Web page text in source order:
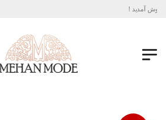
خوش آمدید !